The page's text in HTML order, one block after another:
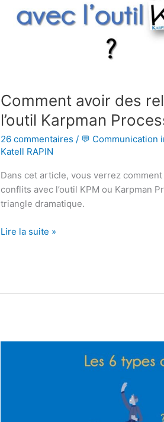
Comment avoir des
l’outil Karpman
26 commentaires / 💬 Communication
Katell RAPIN
Dans cet article, vous verrez
conflits avec l’outil KPM ou Karpman
triangle dramatique.
Lire la suite »